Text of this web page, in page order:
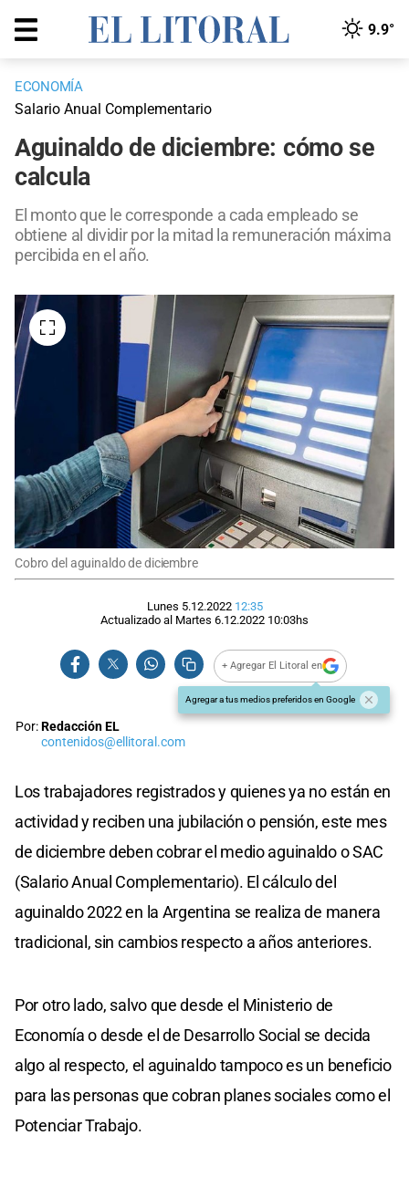
9.9°
ECONOMÍA
Salario Anual Complementario
Aguinaldo de diciembre: cómo se
calcula
El monto que le corresponde a cada empleado se
obtiene al dividir por la mitad la remuneración máxima
percibida en el año.
Cobro del aguinaldo de diciembre
Lunes 5.12.2022 12:35
Actualizado al Martes 6.12.2022 10:03hs
+ Agregar El Litoral en
Agregar a tus medios preferidos en Google
Por:Redacción EL
contenidos@ellitoral.com
Los trabajadores registrados y quienes ya no están en
actividad y reciben una jubilación o pensión, este mes
de diciembre deben cobrar el medio aguinaldo o SAC
(Salario Anual Complementario). El cálculo del
aguinaldo 2022 en la Argentina se realiza de manera
tradicional, sin cambios respecto a años anteriores.
Por otro lado, salvo que desde el Ministerio de
Economía o desde el de Desarrollo Social se decida
algo al respecto, el aguinaldo tampoco es un beneficio
para las personas que cobran planes sociales como el
Potenciar Trabajo.